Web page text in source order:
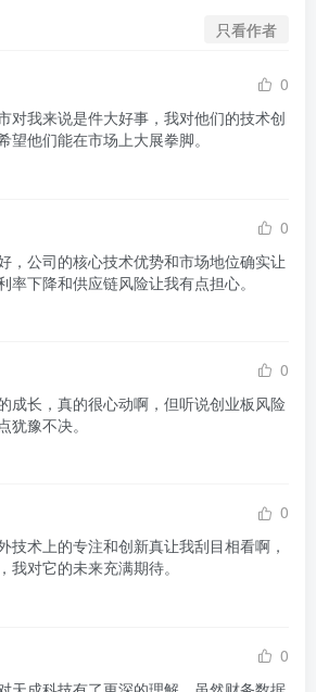
只看作者
0
对我来说是件大好事，我对他们的技术创
望他们能在市场上大展拳脚。
0
，公司的核心技术优势和市场地位确实让
率下降和供应链风险让我有点担心。
0
成长，真的很心动啊，但听说创业板风险
犹豫不决。
0
技术上的专注和创新真让我刮目相看啊，
我对它的未来充满期待。
0